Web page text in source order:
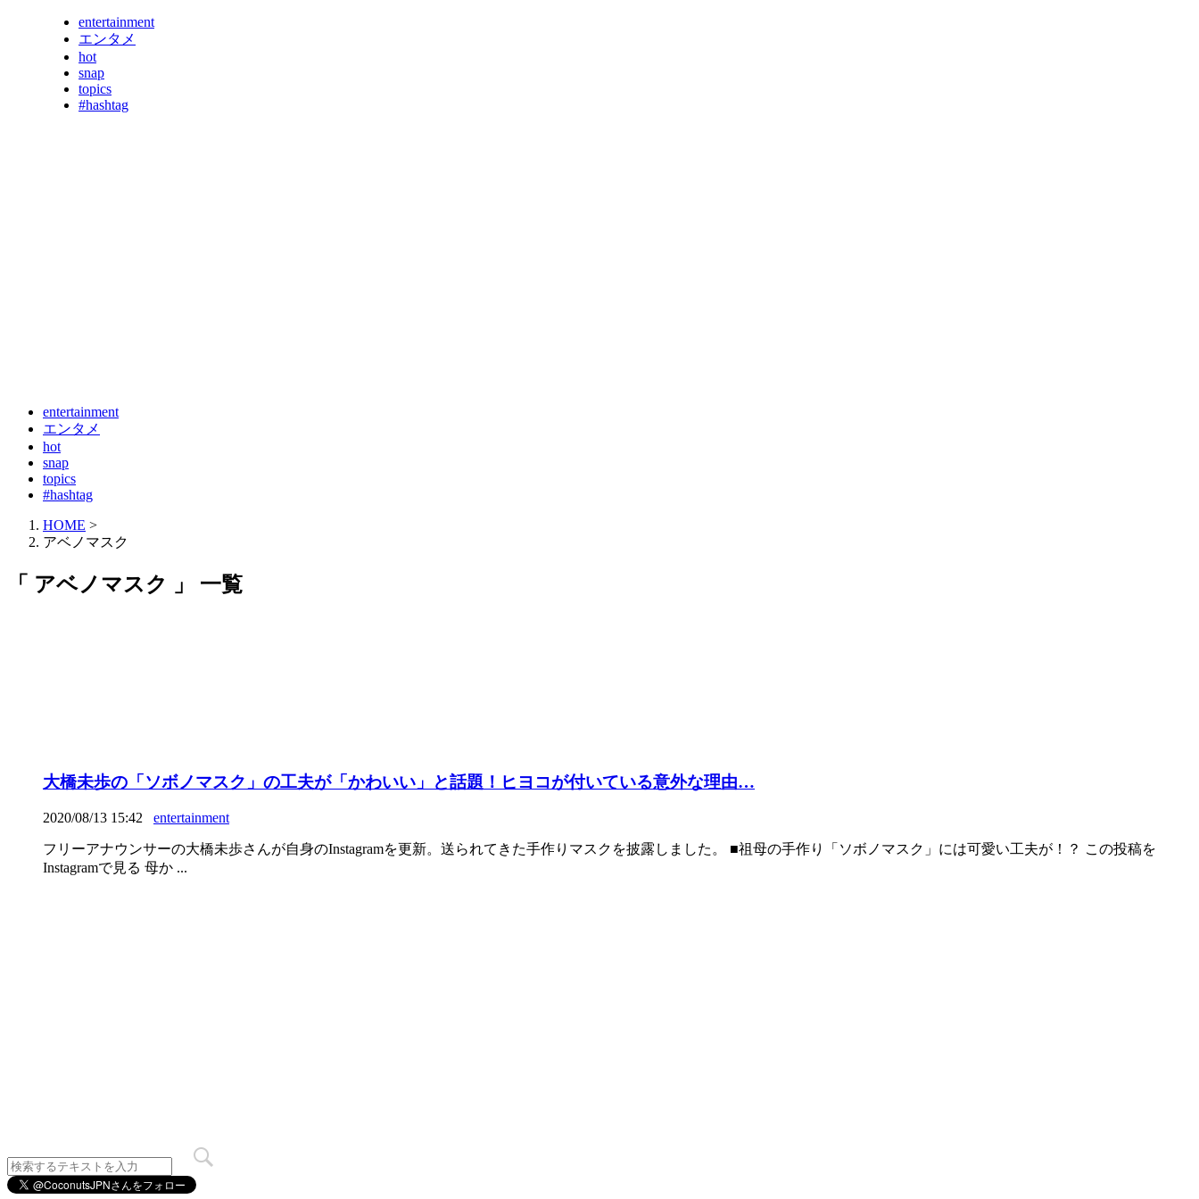
entertainment
エンタメ
hot
snap
topics
#hashtag
entertainment
エンタメ
hot
snap
topics
#hashtag
HOME >
アベノマスク
「 アベノマスク 」 一覧
大橋未歩の「ソボノマスク」の工夫が「かわいい」と話題！ヒヨコが付いている意外な理由…
2020/08/13 15:42 entertainment
フリーアナウンサーの大橋未歩さんが自身のInstagramを更新。送られてきた手作りマスクを披露しました。 ■祖母の手作り「ソボノマスク」には可愛い工夫が！？ この投稿を
Instagramで見る 母か ...